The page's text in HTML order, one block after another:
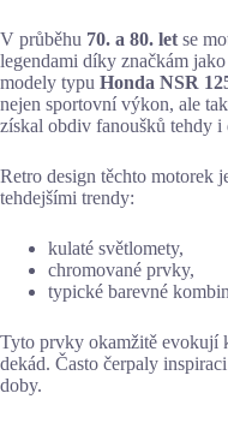
V průběhu 70. a 80. let se
legendami díky značkám jako
modely typu Honda NSR
nejen sportovní výkon, ale
získal obdiv fanoušků tehdy i
Retro design těchto motorek
tehdejšími trendy:
kulaté světlomety,
chromované prvky,
typické barevné
Tyto prvky okamžitě evokují
dekád. Často čerpaly
doby.